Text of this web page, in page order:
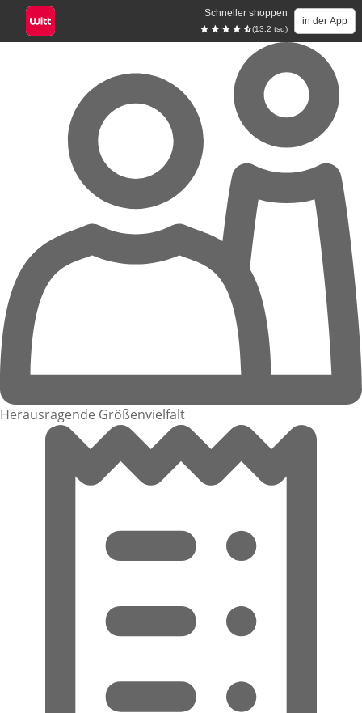
Schneller shoppen
(13.2 tsd)
in der App
Herausragende Größenvielfalt